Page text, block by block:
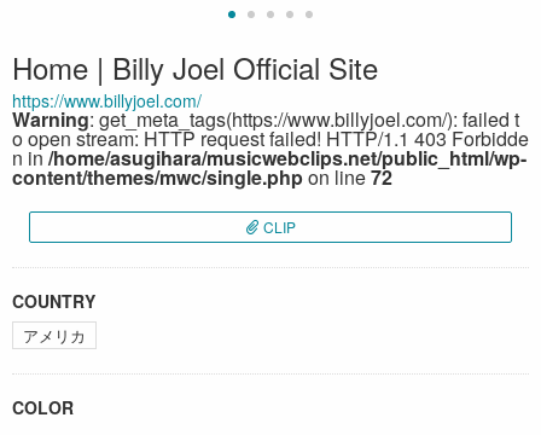
Home | Billy Joel Official Site
https://www.billyjoel.com/
Warning: get_meta_tags(https://www.billyjoel.com/): failed t
o open stream: HTTP request failed! HTTP/1.1 403 Forbidde
n in /home/asugihara/musicwebclips.net/public_html/wp-
content/themes/mwc/single.phpon line72
CLIP
COUNTRY
アメリカ
COLOR